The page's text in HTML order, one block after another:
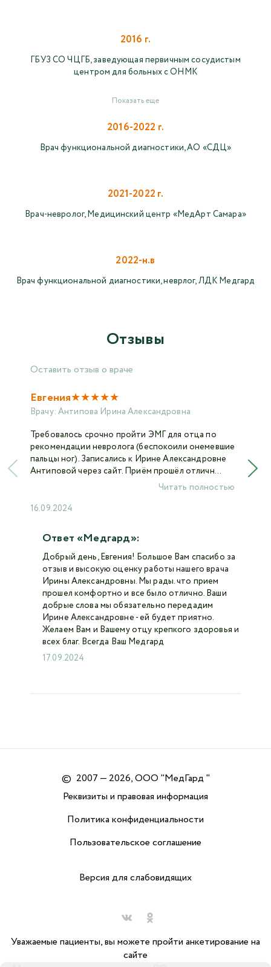
2016 г.
ГБУЗ СО ЧЦГБ, заведующая первичным сосудистым
центром для больных с ОНМК
Показать еще
2016-2022 г.
Врач функциональной диагностики, АО «СДЦ»
2021-2022 г.
Врач-невролог, Медицинский центр «МедАрт Самара»
2022-н.в
Врач функциональной диагностики, неврлог, ЛДК Медгард
Отзывы
Оставить отзыв о враче
Евгения★★★★★
Врачу: Антипова Ирина Александровна
Требовалось срочно пройти ЭМГ для отца по
рекомендации невролога (беспокоили онемевшие
пальцы ног). Записались к Ирине Александровне
Антиповой через сайт. Приём прошёл отличн...
16.09.2024
Читать полностью
Ответ «Медгард»:
Добрый день, Евгения! Большое Вам спасибо за
отзыв и высокую оценку работы нашего врача
Ирины Александровны. Мы рады. что прием
прошел комфортно и все было отлично. Ваши
добрые слова мы обязательно передадим
Ирине Александровне - ей будет приятно.
Желаем Вам и Вашему отцу крепкого здоровья и
всех благ. Всегда Ваш Медгард
17.09.2024
© 2007 — 2026, ООО "МедГард "
Реквизиты и правовая информация
Политика конфиденциальности
Пользовательское соглашение
Версия для слабовидящих
Уважаемые пациенты, вы можете пройти анкетирование на
сайте